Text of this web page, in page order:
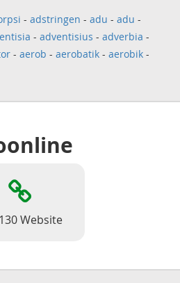
- adstringen - adu - adu -
- adventisius - adverbia -
- aerob - aerobatik- aerobik-
Website